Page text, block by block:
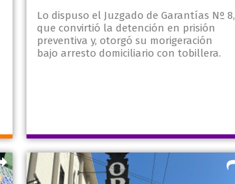
Lo dispuso el Juzgado de Garantías Nº 8,
que convirtió la detención en prisión
preventiva y, otorgó su morigeración
bajo arresto domiciliario con tobillera.